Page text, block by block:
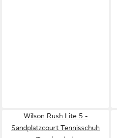
Wilson Rush Lite 5 -
Sandplatzcourt Tennisschuh